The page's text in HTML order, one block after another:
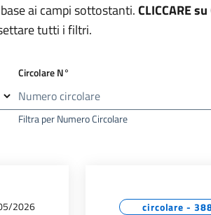
ai campi sottostanti.CLICCARE su
tutti i filtri.
Circolare N°
Filtra per Numero Circolare
2026 circolare -